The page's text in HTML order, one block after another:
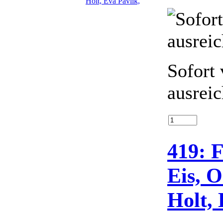
Sofort
419:
Eis,
Holt,